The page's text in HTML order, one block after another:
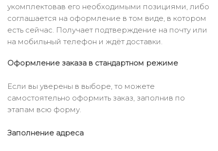
укомплектовав его необходимыми позициями, либо
соглашается на оформление в том виде, в котором
есть сейчас. Получает подтверждение на почту или
на мобильный телефон и ждёт доставки.
Оформление заказа в стандартном режиме
Если вы уверены в выборе, то можете
самостоятельно оформить заказ, заполнив по
этапам всю форму.
Заполнение адреса